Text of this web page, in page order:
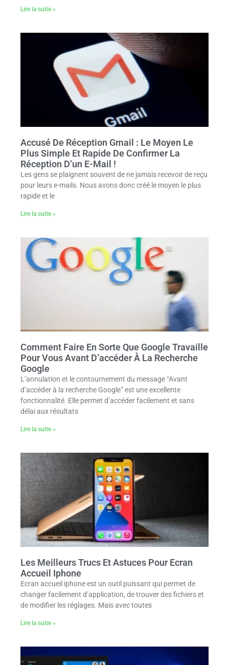
Lire la suite »
Accusé De Réception Gmail : Le Moyen Le
Plus Simple Et Rapide De Confirmer La
Réception D’un E-Mail !
Les gens se plaignent souvent de ne jamais recevoir de reçu
pour leurs e-mails. Nous avons donc créé le moyen le plus
rapide et le
Lire la suite »
Comment Faire En Sorte Que Google Travaille
Pour Vous Avant D’accéder À La Recherche
Google
L’annulation et le contournement du message “Avant
d’accéder à la recherche Google” est une excellente
fonctionnalité. Elle permet d’accéder facilement et sans
délai aux résultats
Lire la suite »
Les Meilleurs Trucs Et Astuces Pour Ecran
Accueil Iphone
Ecran accueil iphone est un outil puissant qui permet de
changer facilement d’application, de trouver des fichiers et
de modifier les réglages. Mais avec toutes
Lire la suite »